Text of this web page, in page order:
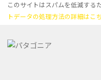
このサイトはスパムを低減する
トデータの処理方法の詳細はこ